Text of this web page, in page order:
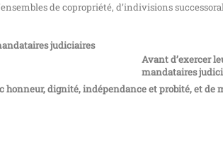
de copropriété, d’indivisions
judiciaires
Avant d’exercer
mandataires
honneur, dignité, indépendance et probité, et